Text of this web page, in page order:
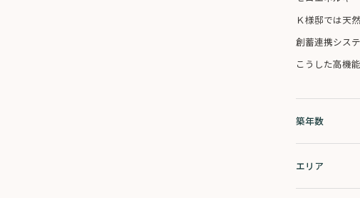
Ｋ様邸では天
創蓄連携シス
こうした高機
築年数
エリア